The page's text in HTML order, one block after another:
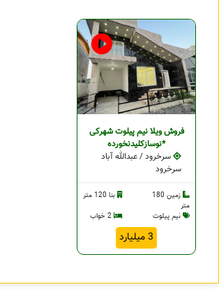
فروش ویلا نیم پیلوت شهرکی
*نوسازکلیدنخورده
سرخرود / عبدالله آباد
سرخرود
زمین 180
متر
بنا 120 متر
نیم پیلوت
2 خواب
3 میلیارد